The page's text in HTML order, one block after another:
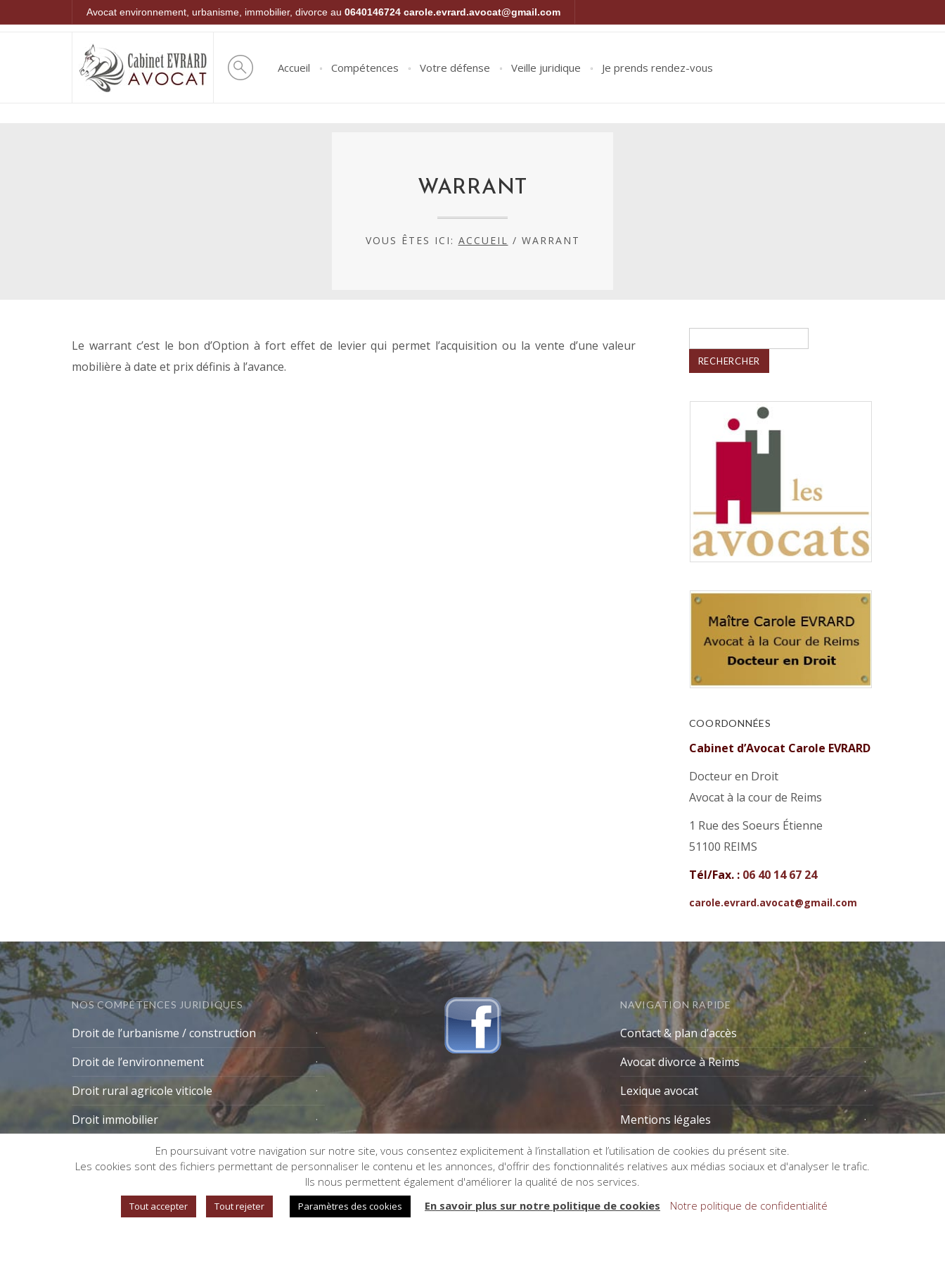
Avocat environnement, urbanisme, immobilier, divorce au 0640146724 carole.evrard.avocat@gmail.com
Accueil Compétences Votre défense Veille juridique Je prends rendez-vous
WARRANT
VOUS ÊTES ICI: ACCUEIL / WARRANT
Le warrant c’est le bon d’Option à fort effet de levier qui permet l’acquisition ou la vente d’une valeur
mobilière à date et prix définis à l’avance.
COORDONNÉES
Cabinet d’Avocat Carole EVRARD
Docteur en Droit
Avocat à la cour de Reims
1 Rue des Soeurs Étienne
51100 REIMS
Tél/Fax. : 06 40 14 67 24
carole.evrard.avocat@gmail.com
NOS COMPÉTENCES JURIDIQUES
Droit de l’urbanisme / construction
Droit de l’environnement
Droit rural agricole viticole
Droit immobilier
NAVIGATION RAPIDE
Contact & plan d’accès
Avocat divorce à Reims
Lexique avocat
Mentions légales
Gestion des cookies
En poursuivant votre navigation sur notre site, vous consentez explicitement à l’installation et l’utilisation de cookies du présent site.
Les cookies sont des fichiers permettant de personnaliser le contenu et les annonces, d'offrir des fonctionnalités relatives aux médias sociaux et d'analyser le trafic.
Ils nous permettent également d'améliorer la qualité de nos services.
Tout accepter Tout rejeter Paramètres des cookies En savoir plus sur notre politique de cookies Notre politique de confidentialité